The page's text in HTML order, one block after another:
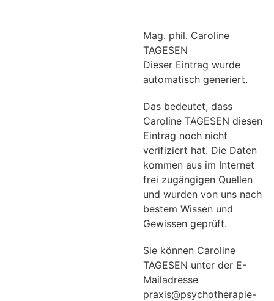
Mag. phil. Caroline
TAGESEN
Dieser Eintrag wurde
automatisch generiert.
Das bedeutet, dass
Caroline TAGESEN diesen
Eintrag noch nicht
verifiziert hat. Die Daten
kommen aus im Internet
frei zugängigen Quellen
und wurden von uns nach
bestem Wissen und
Gewissen geprüft.
Sie können Caroline
TAGESEN unter der E-
Mailadresse
praxis@psychotherapie-